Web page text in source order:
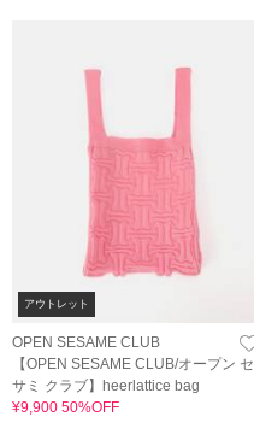
アウトレット
OPEN SESAME CLUB
【OPEN SESAME CLUB/オープン セ
サミ クラブ】heerlattice bag
¥9,900 50%OFF